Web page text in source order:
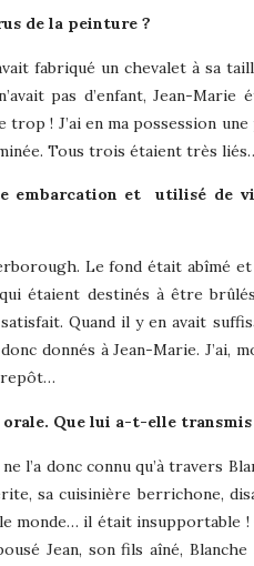
de la peinture ?
fabriqué un chevalet à sa
pas d’enfant, Jean-
trop ! J’ai en ma possession
Tous trois étaient très
embarcation et
utilisé de
Le fond était abîmé
étaient destinés à être
Quand il y en avait
donnés à Jean-Marie. J’ai,
Que lui a-t-elle transmis
l’a donc connu qu’à travers
sa cuisinière berrichone,
il était insupportable !
Jean, son fils aîné,